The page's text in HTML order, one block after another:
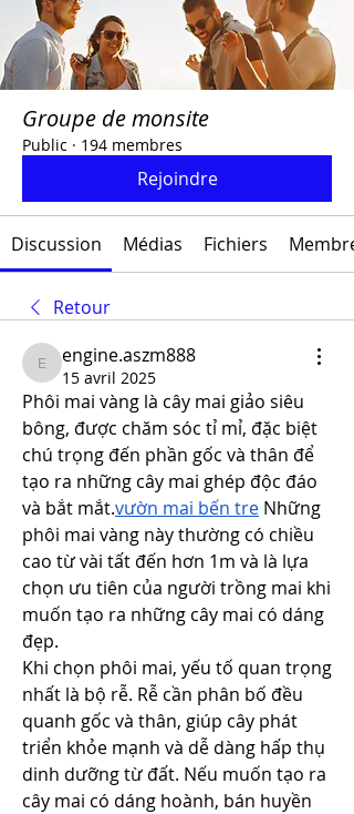
Groupe de monsite
Public · 194 membres
Rejoindre
Discussion Médias Fichiers
Retour
engine.aszm888
engine.aszm888
15 avril 2025
Phôi mai vàng là cây mai giảo siêu
bông, được chăm sóc tỉ mỉ, đặc biệt
chú trọng đến phần gốc và thân để
tạo ra những cây mai ghép độc đáo
và bắt mắt.vườn mai bến tre Những
phôi mai vàng này thường có chiều
cao từ vài tất đến hơn 1m và là lựa
chọn ưu tiên của người trồng mai khi
muốn tạo ra những cây mai có dáng
đẹp.
Khi chọn phôi mai, yếu tố quan trọng
nhất là bộ rễ. Rễ cần phân bố đều
quanh gốc và thân, giúp cây phát
triển khỏe mạnh và dễ dàng hấp thụ
dinh dưỡng từ đất. Nếu muốn tạo ra
cây mai có dáng hoành, bán huyền